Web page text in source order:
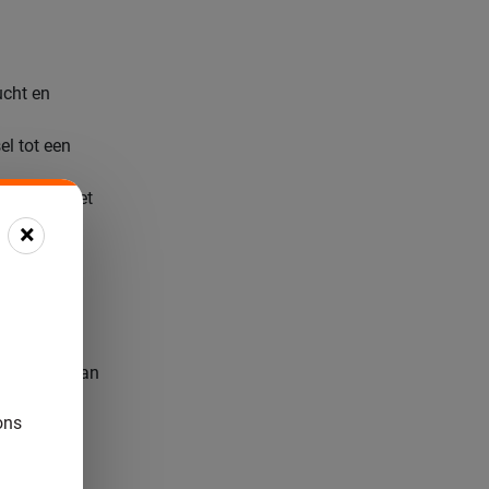
en
tot een
piston met
het
3.000
De
stelt aan
×